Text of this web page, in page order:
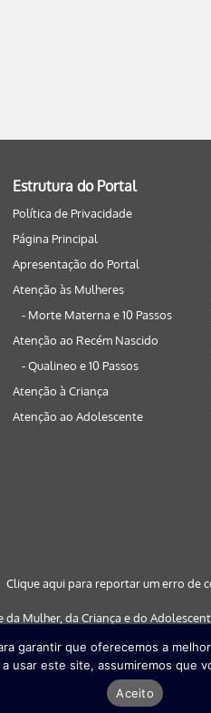
Estrutura do Portal
Política de Privacidade
Página Principal
Apresentação do Portal
Atenção às Mulheres
- Morte Materna e 10 Passos
Atenção ao Recém Nascido
- Qualineo e 10 Passos
Atenção à Criança
Atenção ao Adolescente
Clique aqui para reportar um erro de
Mulher, da Criança e do
Google Chrome (a partir da
partir da versão 29)
Desenvolvido porQuattri Design
garantir que oferecemos a
usar este site, assumiremos que
Aceito